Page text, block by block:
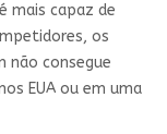
mais capaz de
os
não consegue
EUA ou em uma